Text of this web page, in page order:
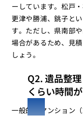
ーしています。松戸
更津や勝浦、銚子と
す。ただし、県南部
場合があるため、見
しょう。
Q2. 遺品整
くらい時間
一般的なマンション